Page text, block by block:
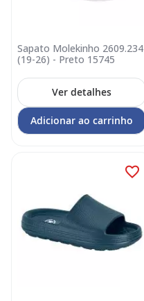
Sapato Molekinho 2609.234
(19-26) - Preto 15745
Ver detalhes
Adicionar ao carrinho